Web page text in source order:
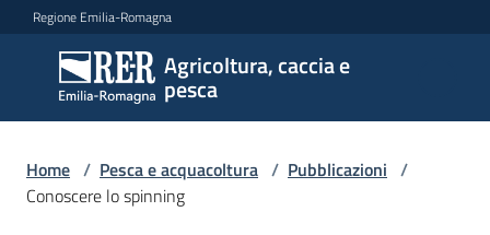
Vai al contenuto
Vai alla navigazione
Vai al footer
Regione Emilia-Romagna
Agricoltura, caccia e
pesca
Agricoltura,
caccia e
pesca
Home / Pesca e acquacoltura / Pubblicazioni /
Conoscere lo spinning